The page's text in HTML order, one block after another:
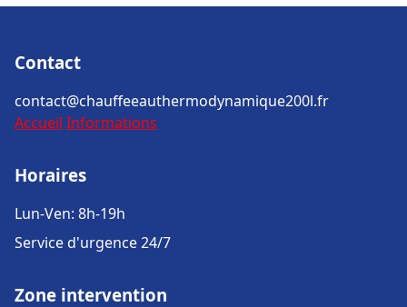
Contact
contact@chauffeeauthermodynamique200l.fr
Accueil Informations
Horaires
Lun-Ven: 8h-19h
Service d'urgence 24/7
Zone intervention